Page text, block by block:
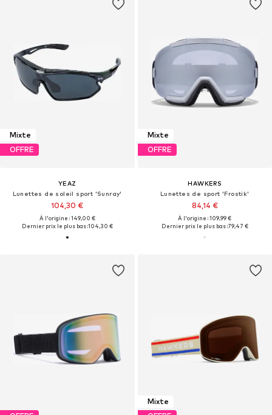
Mixte
OFFRE
YEAZ
Lunettes de soleil sport 'Sunray'
104,30 €
À l'origine : 149,00 €
Dernier prix le plus bas :104,30 €
Mixte
OFFRE
HAWKERS
Lunettes de sport 'Frostik'
84,14 €
À l'origine : 109,99 €
Dernier prix le plus bas :79,47 €
Mixte